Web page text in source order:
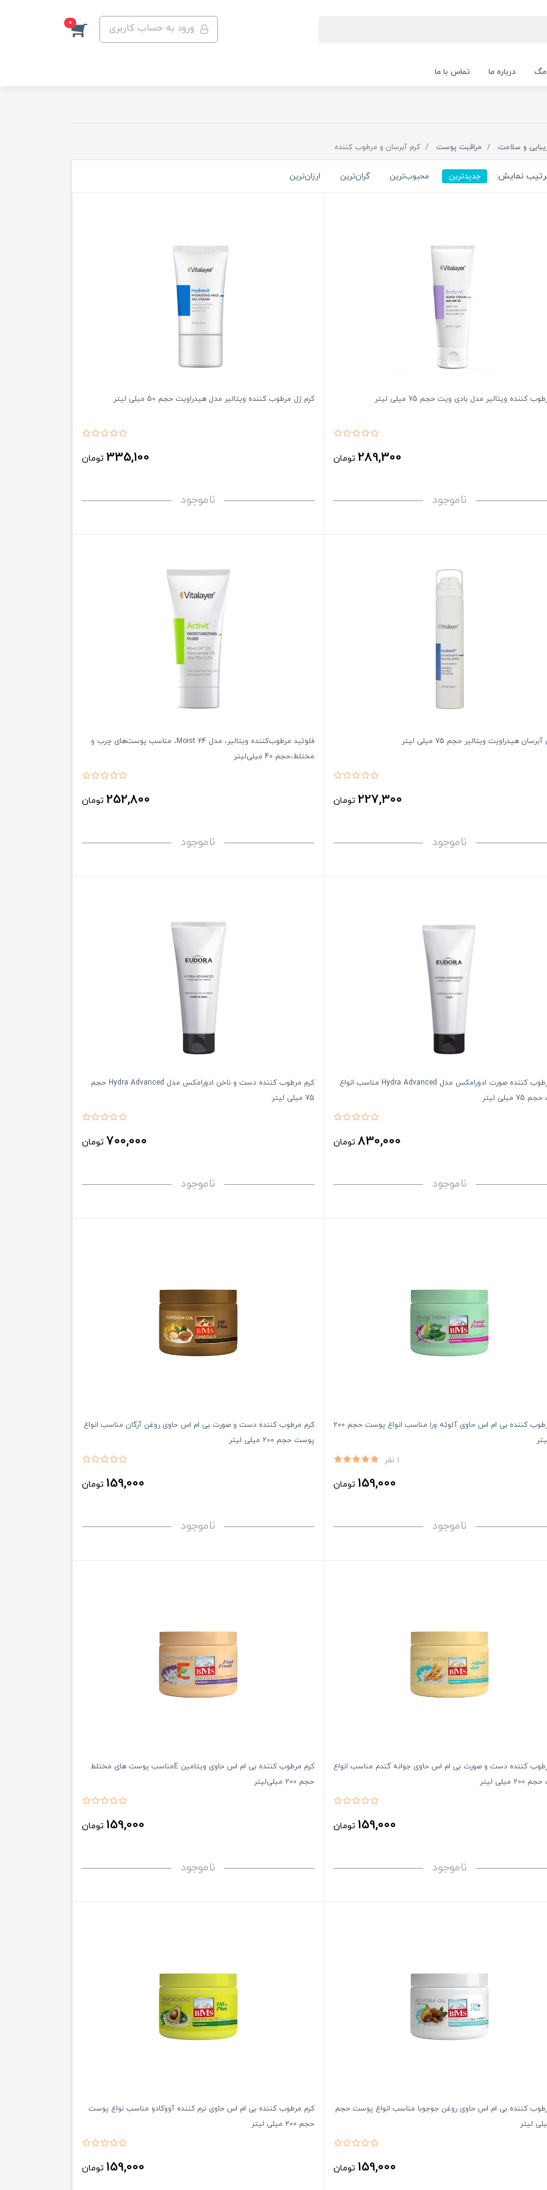
ورود به حساب کاربری 0
مگ درباره ما تماس با ما
و سلامت مراقبت پوست کرم آبرسان و مرطوب کننده
نمایش: جدیدترین محبوب‌ترین گران‌ترین ارزان‌ترین
کننده ویتالیر مدل بادی ویت حجم 75 میلی لیتر
289,300 تومان
ناموجود
کرم ژل مرطوب کننده ویتالیر مدل هیدراویت حجم 50 میلی لیتر
335,100 تومان
ناموجود
هیدراویت ویتالیر حجم 75 میلی لیتر
227,300 تومان
ناموجود
فلوئید مرطوب‌کننده ویتالیر، مدل Moist 24، مناسب پوست‌های چرب و
مختلط،حجم 40 میلی‌لیتر
252,800 تومان
ناموجود
کرم مرطوب کننده صورت ادورامکس مدل Hydra Advanced مناسب انواع
میلی لیتر
830,000 تومان
ناموجود
کرم مرطوب کننده دست و ناخن ادورامکس مدل Hydra Advanced حجم
75 میلی لیتر
700,000 تومان
ناموجود
کرم مرطوب کننده بی ام اس حاوی آلوئه ورا مناسب انواع پوست حجم 200
1 نفر
159,000 تومان
ناموجود
کرم مرطوب کننده دست و صورت بی ام اس حاوی روغن آرگان مناسب انواع
پوست حجم 200 میلی لیتر
159,000 تومان
ناموجود
کننده دست و صورت بی ام اس حاوی جوانه گندم مناسب انواع
میلی لیتر
159,000 تومان
ناموجود
کرم مرطوب کننده بی ام اس حاوی ویتامین Eمناسب پوست های مختلط
حجم 200 میلی‌لیتر
159,000 تومان
ناموجود
کننده بی ام اس حاوی روغن جوجوبا مناسب انواع پوست حجم
159,000 تومان
کرم مرطوب کننده بی ام اس حاوی نرم کننده آووکادو مناسب نواع پوست
حجم 200 میلی لیتر
159,000 تومان